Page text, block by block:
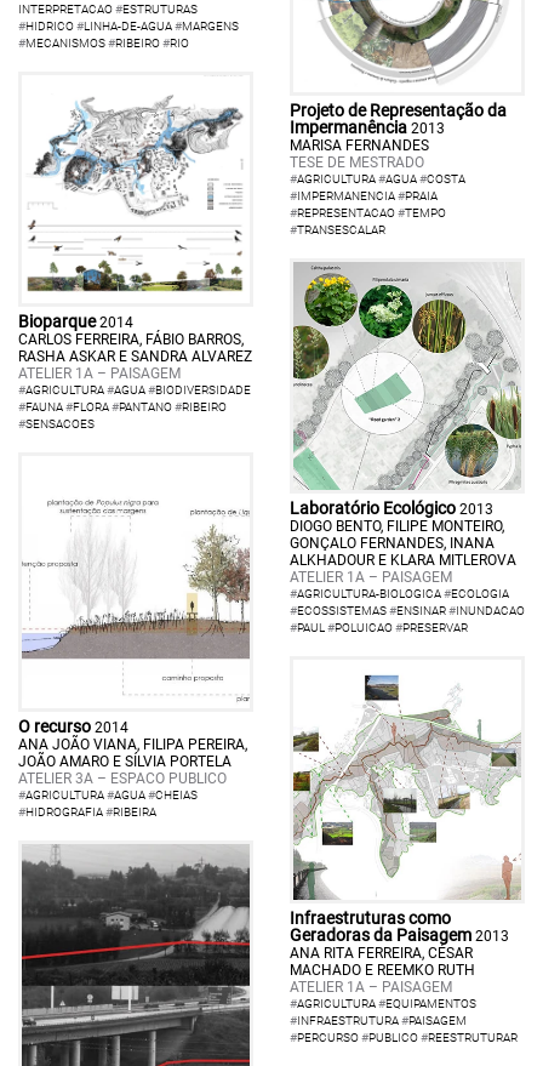
INTERPRETACAO#ESTRUTURAS
#HIDRICO#LINHA-DE-AGUA#MARGENS
#MECANISMOS#RIBEIRO#RIO
Bioparque2014
CARLOS FERREIRA, FÁBIO BARROS,
RASHA ASKAR E SANDRA ALVAREZ
ATELIER 1A – PAISAGEM
#AGRICULTURA#AGUA#BIODIVERSIDADE
#FAUNA#FLORA#PANTANO#RIBEIRO
#SENSACOES
Projeto de Representação da
Impermanência 2013
MARISA FERNANDES
TESE DE MESTRADO
#AGRICULTURA#AGUA#COSTA
# IMPERMANENCIA#PRAIA
#REPRESENTACAO#TEMPO
#TRANSESCALAR
O recurso 2014
ANA JOÃO VIANA, FILIPA PEREIRA,
JOÃO AMARO E SÍLVIA PORTELA
ATELIER 3A – ESPACO PUBLICO
#AGRICULTURA#AGUA#CHEIAS
#HIDROGRAFIA#RIBEIRA
Laboratório Ecológico 2013
DIOGO BENTO, FILIPE MONTEIRO,
GONÇALO FERNANDES, INANA
ALKHADOUR E KLARA MITLEROVA
ATELIER 1A – PAISAGEM
#AGRICULTURA-BIOLOGICA#ECOLOGIA
#ECOSSISTEMAS#ENSINAR# INUNDACAO
#PAUL#POLUICAO#PRESERVAR
Infraestruturas como
Geradoras da Paisagem 2013
ANA RITA FERREIRA, CÉSAR
MACHADO E REEMKO RUTH
ATELIER 1A – PAISAGEM
#AGRICULTURA#EQUIPAMENTOS
#INFRAESTRUTURA#PAISAGEM
#PERCURSO#PUBLICO#REESTRUTURAR